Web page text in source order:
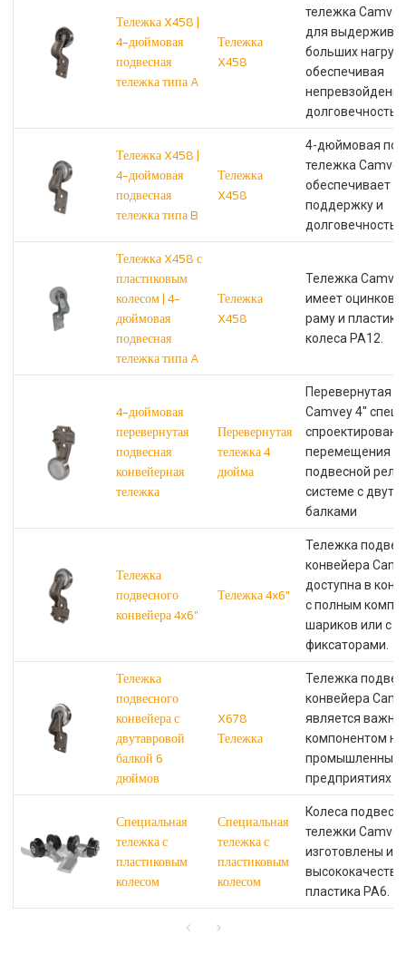
Тележка X458 |
4-дюймовая
подвесная
тележка типа A
Тележка
X458
тележка
для
больших
обеспечивая
долговечность
Тележка X458 |
4-дюймовая
подвесная
тележка типа B
Тележка
X458
4-дюймовая
тележка
обеспечивает
поддержку и
долговечность.
Тележка X458 с
пластиковым
колесом | 4-
дюймовая
подвесная
тележка типа A
Тележка
X458
Тележка
имеет
раму и
колеса PA12.
4-дюймовая
перевернутая
подвесная
конвейерная
тележка
Перевернутая
тележка 4
дюйма
Перевернутая
Camvey 4''
перемещения
подвесной
системе с
балками
Тележка
подвесного
конвейера 4x6''
Тележка 4x6''
Тележка
конвейера
доступна в
с полным
шариков или с
фиксаторами.
Тележка
подвесного
конвейера с
двутавровой
балкой 6
дюймов
X678
Тележка
Тележка
конвейера
является
компонентом на
промышленных
предприятиях и
Специальная
тележка с
пластиковым
колесом
Специальная
тележка с
пластиковым
колесом
Колеса
тележки Camvey
изготовлены из
пластика PA6.